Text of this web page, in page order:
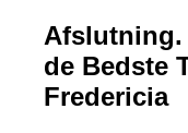
Afslutning.
de Bedste
Fredericia